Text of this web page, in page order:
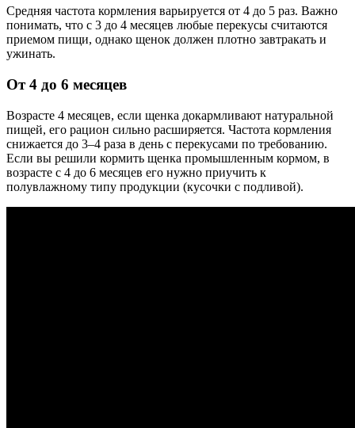
Средняя частота кормления варьируется от 4 до 5 раз. Важно
понимать, что с 3 до 4 месяцев любые перекусы считаются
приемом пищи, однако щенок должен плотно завтракать и
ужинать.
От 4 до 6 месяцев
Возрасте 4 месяцев, если щенка докармливают натуральной
пищей, его рацион сильно расширяется. Частота кормления
снижается до 3–4 раза в день с перекусами по требованию.
Если вы решили кормить щенка промышленным кормом, в
возрасте с 4 до 6 месяцев его нужно приучить к
полувлажному типу продукции (кусочки с подливой).